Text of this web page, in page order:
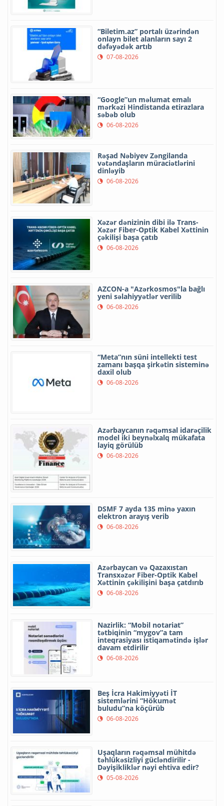
“Biletim.az” portalı üzərindən
onlayn bilet alanların sayı 2
dəfəyədək artıb
07-08-2026
“Google”un məlumat emalı
mərkəzi Hindistanda etirazlara
səbəb olub
06-08-2026
Rəşad Nəbiyev Zəngilanda
vətəndaşların müraciətlərini
dinləyib
06-08-2026
Xəzər dənizinin dibi ilə Trans-
Xəzər Fiber-Optik Kabel Xəttinin
çəkilişi başa çatıb
06-08-2026
AZCON-a "Azərkosmos"la bağlı
yeni səlahiyyətlər verilib
06-08-2026
“Meta”nın süni intellekti test
zamanı başqa şirkətin sisteminə
daxil olub
06-08-2026
Azərbaycanın rəqəmsal idarəçilik
model iki beynəlxalq mükafata
layiq görülüb
06-08-2026
DSMF 7 ayda 135 minə yaxın
elektron arayış verib
06-08-2026
Azərbaycan və Qazaxıstan
Transxəzər Fiber-Optik Kabel
Xəttinin çəkilişini başa çatdırıb
06-08-2026
Nazirlik: “Mobil notariat”
tətbiqinin “mygov”a tam
inteqrasiyası istiqamətində işlər
davam etdirilir
06-08-2026
Beş İcra Hakimiyyəti İT
sistemlərini “Hökumət
buludu”na köçürüb
06-08-2026
Uşaqların rəqəmsal mühitdə
təhlükəsizliyi gücləndirilir -
Dəyişikliklər nəyi ehtiva edir?
05-08-2026